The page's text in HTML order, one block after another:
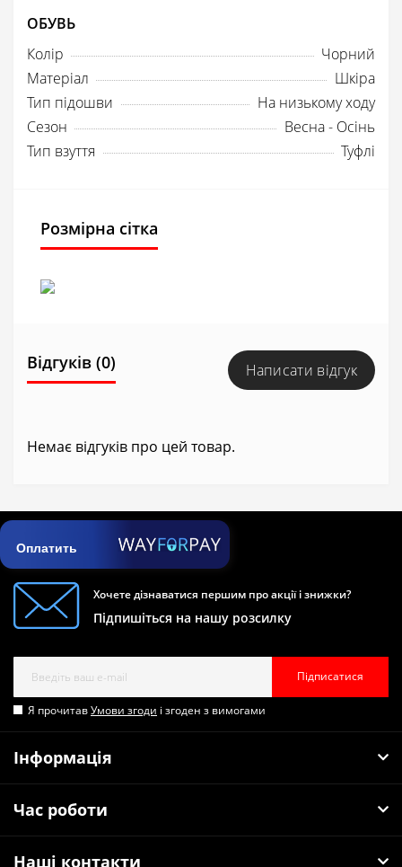
ОБУВЬ
Колір
Чорний
Матеріал
Шкіра
Тип підошви
На низькому ходу
Сезон
Весна - Осінь
Тип взуття
Туфлі
Розмірна сітка
Відгуків (0) Написати відгук
Немає відгуків про цей товар.
Оплатить
Хочете дізнаватися першим про акції і знижки?
Підпишіться на нашу розсилку
Підписатися
Я прочитавУмови згоди і згоден з вимогами
Інформація
Час роботи
Наші контакти